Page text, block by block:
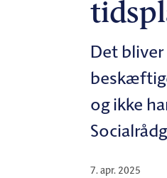
Det
og ikke
7. apr. 2025